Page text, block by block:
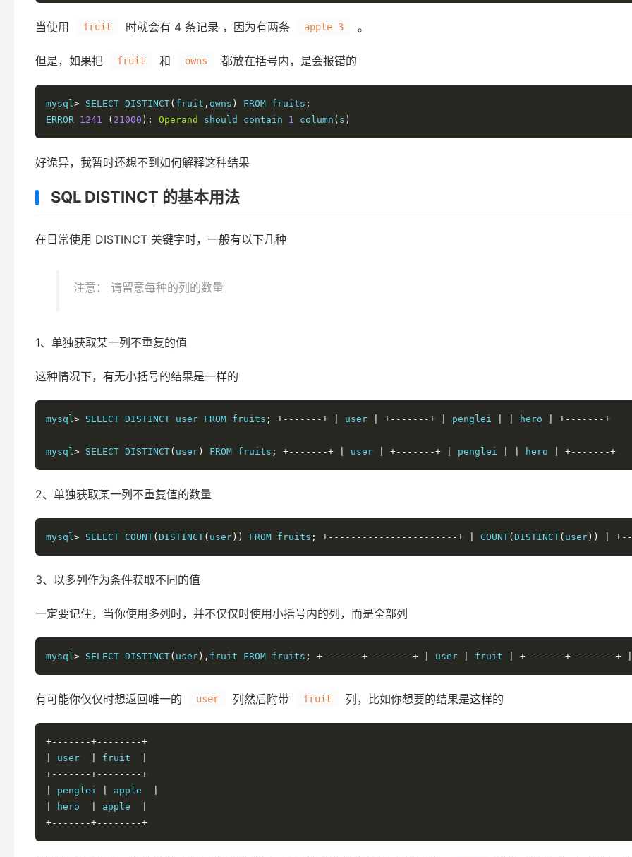
当使用 fruit 时就会有 4 条记录 ，因为有两条 apple 3 。
但是，如果把 fruit 和 owns 都放在括号内，是会报错的
mysql> SELECT DISTINCT( fruit , owns ) FROM fruits ;
ERROR 1241 ( 21000 ): Operand should contain 1 column ( s )
好诡异，我暂时还想不到如何解释这种结果
SQL DISTINCT 的基本用法
在日常使用 DISTINCT 关键字时，一般有以下几种
注意： 请留意每种的列的数量
1、单独获取某一列不重复的值
这种情况下，有无小括号的结果是一样的
mysql> SELECT DISTINCT user FROM fruits ; +-------+ user +-------+ penglei hero +-------+
mysql> SELECT DISTINCT( user ) FROM fruits ; +-------+ user +-------+ penglei hero +-------+
2、单独获取某一列不重复值的数量
mysql> SELECT COUNT( DISTINCT( user )) FROM fruits ; +-----------------------+ COUNT( DISTINCT( user ))
3、以多列作为条件获取不同的值
一定要记住，当你使用多列时，并不仅仅时使用小括号内的列，而是全部列
mysql> SELECT DISTINCT( user ), fruit FROM fruits ; +-------+--------+ user fruit +-------+--------+
有可能你仅仅时想返回唯一的 user 列然后附带 fruit 列，比如你想要的结果是这样的
+-------+--------+
user fruit
+-------+--------+
penglei apple
hero apple
+-------+--------+